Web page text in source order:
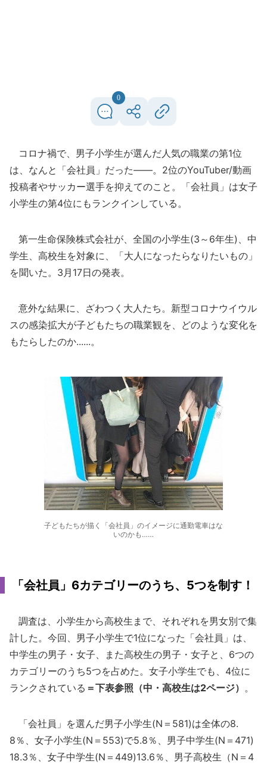
0
コロナ禍で、男子小学生が選んだ人気の職業の第1位
は、なんと「会社員」だった――。2位のYouTuber/動画
投稿者やサッカー選手を抑えてのこと。「会社員」は女子
小学生の第4位にもランクインしている。
第一生命保険株式会社が、全国の小学生(3～6年生)、中
学生、高校生を対象に、「大人になったらなりたいもの」
を聞いた。3月17日の発表。
意外な結果に、ざわつく大人たち。新型コロナウイウル
スの感染拡大が子どもたちの職業観を、どのような変化を
もたらしたのか......。
子どもたちが描く「会社員」のイメージに通勤電車はな
いのかも……
「会社員」6カテゴリーのうち、5つを制す！
調査は、小学生から高校生まで、それぞれを男女別で集
計した。今回、男子小学生で1位になった「会社員」は、
中学生の男子・女子、また高校生の男子・女子と、6つの
カテゴリーのうち5つを占めた。女子小学生でも、4位に
ランクされている ＝下表参照（中・高校生は2ページ） 。
「会社員」を選んだ男子小学生(N＝581)は全体の8.
8％、女子小学生(N＝553)で5.8％、男子中学生(N＝471)
18.3％、女子中学生(N＝449)13.6％、男子高校生（N＝4